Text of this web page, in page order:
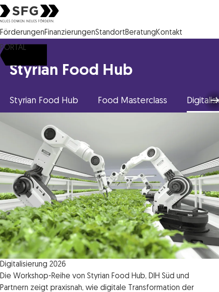
Steirische Wirtschaftsförderungsgesellschaft mbH SFG Logo
FörderungenFinanzierungenStandortBeratungKontakt
PORTAL
Styrian Food Hub
Styrian Food Hub Food Masterclass
Digitalisierung 2026
Die Workshop-Reihe von Styrian Food Hub, DIH Süd und
Partnern zeigt praxisnah, wie digitale Transformation der